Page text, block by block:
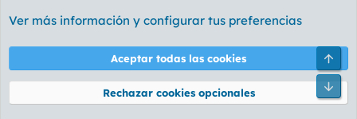
Cookies
PL OLDSTYLE AMARILLO
Términos y reglas Política de privacidad Ayuda
Community platform by XenForo® © 2010-2026 XenForo Ltd.
Ver más información y configurar tus preferencias
Aceptar todas las cookies
Rechazar cookies opcionales
Pie